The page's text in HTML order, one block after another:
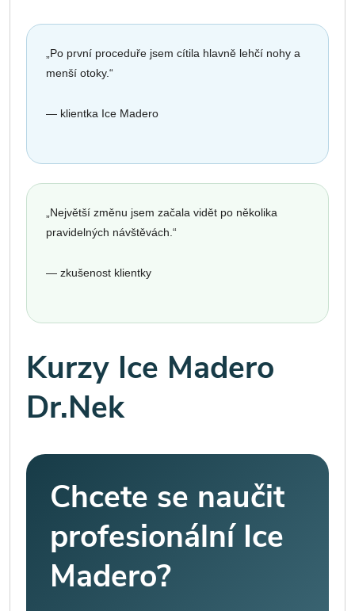
„Po první proceduře jsem cítila hlavně lehčí nohy a
menší otoky.“
— klientka Ice Madero
„Největší změnu jsem začala vidět po několika
pravidelných návštěvách.“
— zkušenost klientky
Kurzy Ice Madero
Dr.Nek
Chcete se naučit
profesionální Ice
Madero?